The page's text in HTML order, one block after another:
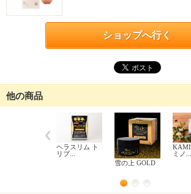
ショップへ行く
他の商品
ヘラスリム ト
リプ...
雪の上 GOLD
ミノ...